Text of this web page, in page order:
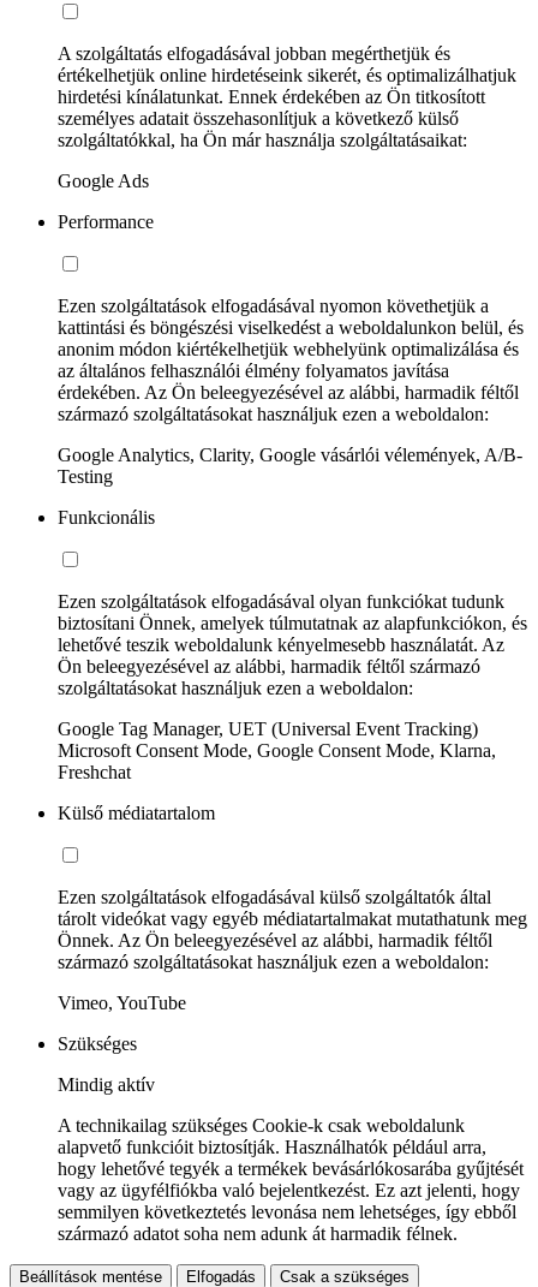
A szolgáltatás elfogadásával jobban megérthetjük és
értékelhetjük online hirdetéseink sikerét, és optimalizálhatjuk
hirdetési kínálatunkat. Ennek érdekében az Ön titkosított
személyes adatait összehasonlítjuk a következő külső
szolgáltatókkal, ha Ön már használja szolgáltatásaikat:
Google Ads
Performance
Ezen szolgáltatások elfogadásával nyomon követhetjük a
kattintási és böngészési viselkedést a weboldalunkon belül, és
anonim módon kiértékelhetjük webhelyünk optimalizálása és
az általános felhasználói élmény folyamatos javítása
érdekében. Az Ön beleegyezésével az alábbi, harmadik féltől
származó szolgáltatásokat használjuk ezen a weboldalon:
Google Analytics, Clarity, Google vásárlói vélemények, A/B-
Testing
Funkcionális
Ezen szolgáltatások elfogadásával olyan funkciókat tudunk
biztosítani Önnek, amelyek túlmutatnak az alapfunkciókon, és
lehetővé teszik weboldalunk kényelmesebb használatát. Az
Ön beleegyezésével az alábbi, harmadik féltől származó
szolgáltatásokat használjuk ezen a weboldalon:
Google Tag Manager, UET (Universal Event Tracking)
Microsoft Consent Mode, Google Consent Mode, Klarna,
Freshchat
Külső médiatartalom
Ezen szolgáltatások elfogadásával külső szolgáltatók által
tárolt videókat vagy egyéb médiatartalmakat mutathatunk meg
Önnek. Az Ön beleegyezésével az alábbi, harmadik féltől
származó szolgáltatásokat használjuk ezen a weboldalon:
Vimeo, YouTube
Szükséges
Mindig aktív
A technikailag szükséges Cookie-k csak weboldalunk
alapvető funkcióit biztosítják. Használhatók például arra,
hogy lehetővé tegyék a termékek bevásárlókosarába gyűjtését
vagy az ügyfélfiókba való bejelentkezést. Ez azt jelenti, hogy
semmilyen következtetés levonása nem lehetséges, így ebből
származó adatot soha nem adunk át harmadik félnek.
Beállítások mentése Elfogadás Csak a szükséges